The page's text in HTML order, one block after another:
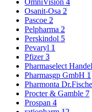
OmniVision 4
Osanit-Osa 2
Pascoe 2
Pelpharma 2
Perskindol 5
Pevaryl 1
Pfizer3
Pharmaselect
Pharmasgp GmbH 1
Pharmonta
Procter & Gamble 7
Prospan 4